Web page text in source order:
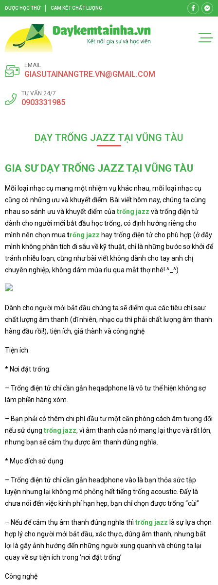
ĐƯỢC HỌC THỬ CAM KẾT CHẤT LƯỢNG
EMAIL
GIASUTAINANGTRE.VN@GMAIL.COM
TƯ VẤN 24/7
0903331985
DẠY TRỐNG JAZZ TẠI VŨNG TÀU
GIA SƯ DẠY TRỐNG JAZZ TẠI VŨNG TÀU
Mỗi loại nhạc cụ mang một nhiệm vụ khác nhau, mỗi loại nhạc cụ
cũng có những ưu và khuyết điểm. Bài viết hôm nay, chúng ta cùng
nhau so sánh ưu và khuyết điểm của trống jazz và trống điện tử
dành cho người mới bắt đầu học trống, có định hướng riêng cho
mình nên chọn mua trống jazz hay trống điện tử cho phù hợp (ở đây
mình không phân tích đi sâu về kỹ thuật, chỉ là những bước sơ khởi để
tránh nhiễu loạn, cũng như bài viết không dành cho tay anh chị
chuyên nghiệp, không dám múa rìu qua mắt thợ nhé! ^_^)
Dành cho người mới bắt đầu chúng ta sẽ điểm qua các tiêu chí sau:
chất lượng âm thanh (dĩ nhiên, nhạc cụ thì phải chất lượng âm thanh
hàng đầu rồi!), tiện ích, giá thành và công nghệ
Tiện ích
* Nơi đặt trống:
– Trống điện tử chỉ cần gắn heqadphone là vô tư thể hiện không sợ
làm phiền hàng xóm.
– Bạn phải có thêm chi phí đầu tư một căn phòng cách âm tương đối
nếu sử dụng trống jazz, vì âm thanh của nó mang lại thực và rất lớn,
nhưng bạn sẽ cảm thụ được âm thanh đúng nghĩa.
* Mục đích sử dụng
– Trống điện tử chỉ cần gắn headphone vào là bạn thỏa sức tập
luyện nhưng lại không mô phỏng hết tiếng trống acoustic. Đấy là
chưa nói đến việc kinh phí hạn hẹp, bạn chỉ chọn được trống “cùi”
– Nếu để cảm thụ âm thanh đúng nghĩa thì trống jazz là sự lựa chọn
hợp lý cho người mới bắt đầu, xác thực, đúng âm thanh, nhưng bất
lợi là gây ảnh hướng đến những người xung quanh và chúng ta lại
quay về sự tiện ích trong ‘nơi đặt trống’
Công nghệ